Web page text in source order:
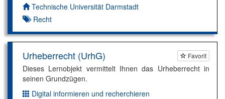
Autor*in:
Technische Universität Darmstadt
Recht
Favorit
Urheberrecht (UrhG)
Dieses Lernobjekt vermittelt Ihnen das Urheberrecht in
seinen Grundzügen.
Dimension:
Digital informieren und recherchieren